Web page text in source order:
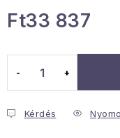
Januári akció
Hogyan kell
Ft33 837
Kérdés